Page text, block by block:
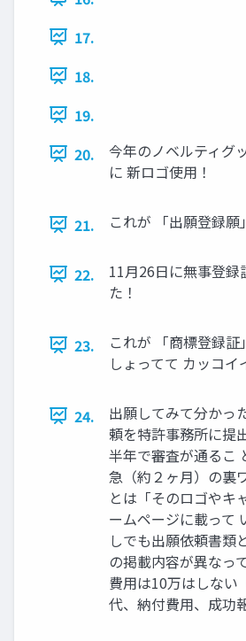
17.
18.
19.
20.
今年のノベルティグ
に 新ロゴ使用！
21. これが 「出願登録
22.
11月26日に無事登録
た！
23.
これが 「商標登録
しょってて カッコイ
24.
出願してみて分かっ
頼を特許事務所に提
半年で審査が通るこ
急（約２ヶ月）の裏
とは「そのロゴやキ
ームページに載って
しでも出願依頼書類
の掲載内容が異なっ
費用は10万はしない
代、納付費用、成功